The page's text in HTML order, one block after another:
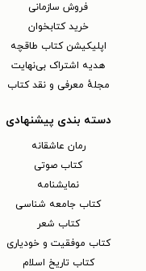
فروش سازمانی
خرید کتابخوان
اپلیکیشن کتاب طاقچه
هدیه اشتراک بی‌نهایت
مجلهٔ معرفی و نقد کتاب
دسته بندی پیشنهادی
رمان عاشقانه
کتاب‌ صوتی
نمایشنامه
کتاب جامعه شناسی
کتاب شعر
کتاب موفقیت و خودیاری
کتاب تاریخ اسلام